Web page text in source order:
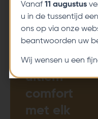
Ervaar
ongekende
luxe en
ultiem
comfort
met elk
Vanaf11 augustus
u in de tussentijd
ons op via onze
beantwoorden uw
Wij wensen u een